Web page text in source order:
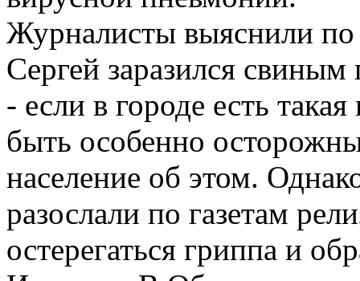
Журналисты выяснили
Сергей заразился
- если в городе есть
быть особенно
население об этом.
разослали по газетам
остерегаться гриппа и